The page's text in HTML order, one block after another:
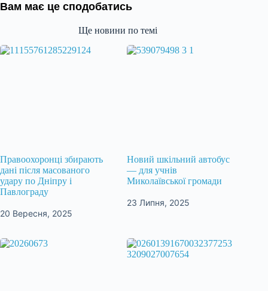
Вам має це сподобатись
Ще новини по темі
Правоохоронці збирають
дані після масованого
удару по Дніпру і
Павлограду
20 Вересня, 2025
Новий шкільний автобус
— для учнів
Миколаївської громади
23 Липня, 2025